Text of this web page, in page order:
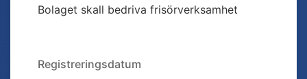
Bolaget skall bedriva frisörverksamhet
Registreringsdatum